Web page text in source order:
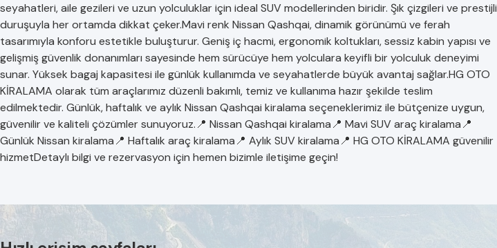
seyahatleri, aile gezileri ve uzun yolculuklar için ideal SUV modellerinden biridir. Şık çizgileri ve prestijli
duruşuyla her ortamda dikkat çeker.Mavi renk Nissan Qashqai, dinamik görünümü ve ferah
tasarımıyla konforu estetikle buluşturur. Geniş iç hacmi, ergonomik koltukları, sessiz kabin yapısı ve
gelişmiş güvenlik donanımları sayesinde hem sürücüye hem yolculara keyifli bir yolculuk deneyimi
sunar. Yüksek bagaj kapasitesi ile günlük kullanımda ve seyahatlerde büyük avantaj sağlar.HG OTO
KİRALAMA olarak tüm araçlarımız düzenli bakımlı, temiz ve kullanıma hazır şekilde teslim
edilmektedir. Günlük, haftalık ve aylık Nissan Qashqai kiralama seçeneklerimiz ile bütçenize uygun,
güvenilir ve kaliteli çözümler sunuyoruz.📍 Nissan Qashqai kiralama📍 Mavi SUV araç kiralama📍
Günlük Nissan kiralama📍 Haftalık araç kiralama📍 Aylık SUV kiralama📍 HG OTO KİRALAMA güvenilir
hizmetDetaylı bilgi ve rezervasyon için hemen bizimle iletişime geçin!